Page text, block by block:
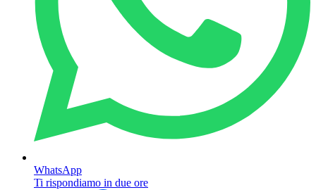
WhatsApp
Ti rispondiamo in due ore